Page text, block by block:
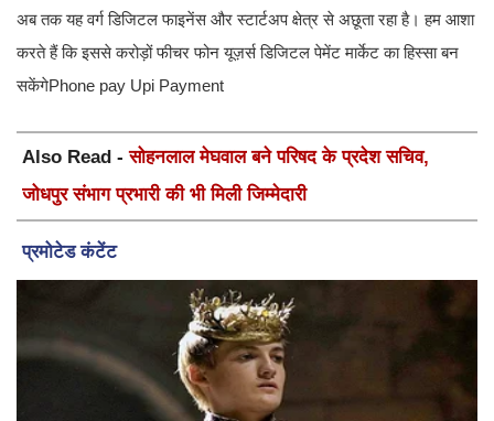
अब तक यह वर्ग डिजिटल फाइनेंस और स्टार्टअप क्षेत्र से अछूता रहा है। हम आशा
करते हैं कि इससे करोड़ों फीचर फोन यूज़र्स डिजिटल पेमेंट मार्केट का हिस्सा बन
सकेंगेPhone pay Upi Payment
Also Read -सोहनलाल मेघवाल बने परिषद के प्रदेश सचिव,
जोधपुर संभाग प्रभारी की भी मिली जिम्मेदारी